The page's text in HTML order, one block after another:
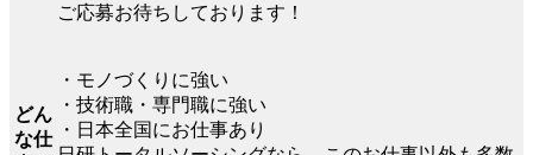
ご応募お待ちしております！
どん
な仕
・モノづくりに強い
・技術職・専門職に強い
・日本全国にお仕事あり